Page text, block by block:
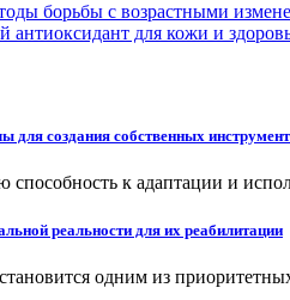
борьбы с возрастными
для кожи и
создания собственных
к адаптации и
реальности для их реабилитации
одним из